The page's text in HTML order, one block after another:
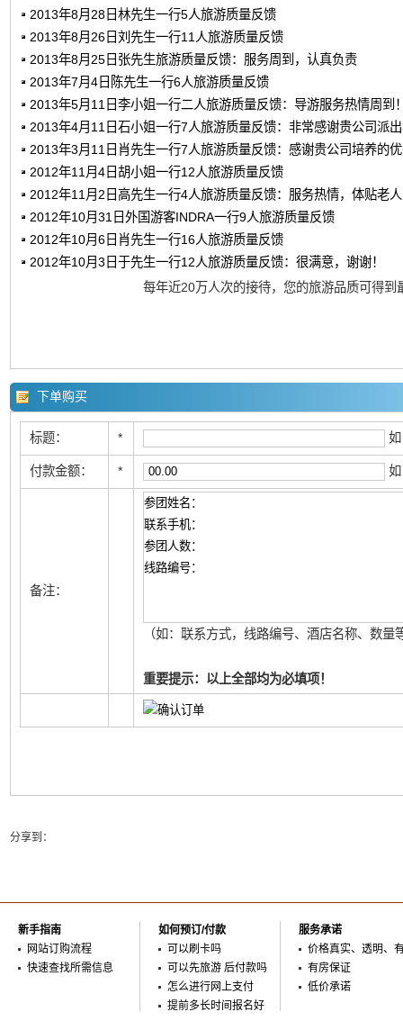
2013年8月28日林先生一行5人旅游质量反馈
2013年8月26日刘先生一行11人旅游质量反馈
2013年8月25日张先生旅游质量反馈：服务周到，认真负责
2013年7月4日陈先生一行6人旅游质量反馈
2013年5月11日李小姐一行二人旅游质量反馈：导游服务热情周到
2013年4月11日石小姐一行7人旅游质量反馈：非常感谢贵公司派
2013年3月11日肖先生一行7人旅游质量反馈：感谢贵公司培养的
2012年11月4日胡小姐一行12人旅游质量反馈
2012年11月2日高先生一行4人旅游质量反馈：服务热情，体贴老
2012年10月31日外国游客INDRA一行9人旅游质量反馈
2012年10月6日肖先生一行16人旅游质量反馈
2012年10月3日于先生一行12人旅游质量反馈：很满意，谢谢！
每年近20万人次的接待，您的旅游品质可得到
下单购买
标题： *
付款金额： *
备注：
（如：联系方式，线路编号、酒店名称、数量
重要提示：以上全部均为必填项！
分享到：
新手指南
网站订购流程
快速查找所需信息
如何预订/付款
可以刷卡吗
可以先旅游 后付款吗
怎么进行网上支付
提前多长时间报名好
服务承诺
价格真实、透明、
有房保证
低价承诺